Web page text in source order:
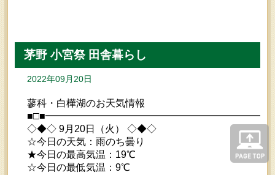
茅野 小宮祭 田舎暮らし
2022年09月20日
蓼科・白樺湖のお天気情報
◇◆◇ 9月20日（火） ◇◆◇
☆今日の天気：雨のち曇り
★今日の最高気温：19℃
☆今日の最低気温：9℃